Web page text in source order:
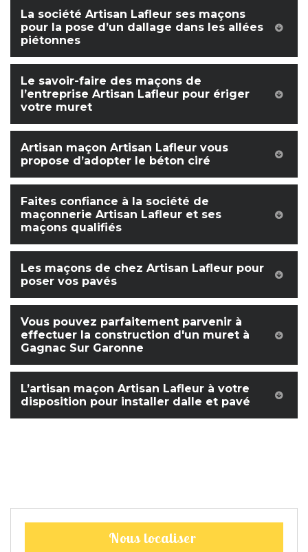
La société Artisan Lafleur ses maçons
pour la pose d’un dallage dans les allées
piétonnes
Le savoir-faire des maçons de
l’entreprise Artisan Lafleur pour ériger
votre muret
Artisan maçon Artisan Lafleur vous
propose d’adopter le béton ciré
Faites confiance à la société de
maçonnerie Artisan Lafleur et ses
maçons qualifiés
Les maçons de chez Artisan Lafleur pour
poser vos pavés
Vous pouvez parfaitement parvenir à
effectuer la construction d'un muret à
Gagnac Sur Garonne
L’artisan maçon Artisan Lafleur à votre
disposition pour installer dalle et pavé
Nous localiser